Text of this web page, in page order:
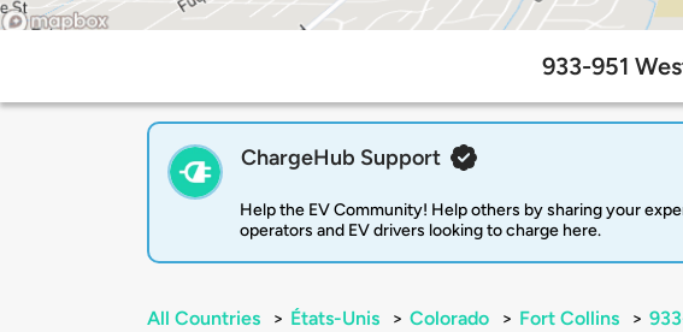
933-951
ChargeHub Support
Help the EV Community! Help others by sharing your
operators and EV drivers looking to charge here.
All Countries > États-Unis > Colorado > Fort Collins >